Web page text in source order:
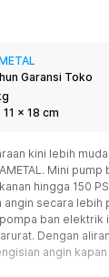
Garansi Toko
11 x 18 cm
kini lebih
Mini pump
hingga 150
angin secara lebih
ban
Dengan
angin